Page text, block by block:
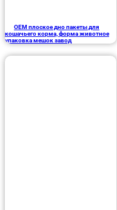
OEM плоское дно пакеты для
кошачьего корма, форма животное
упаковка мешок завод